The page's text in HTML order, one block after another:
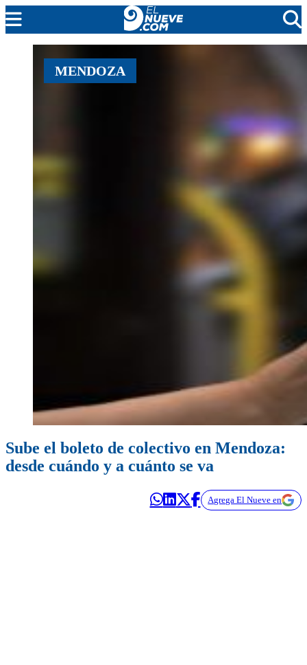
EL NUEVE
SOCIEDAD
MENDOZA
Sube el boleto de colectivo en Mendoza:
desde cuándo y a cuánto se va
Agrega El Nueve en